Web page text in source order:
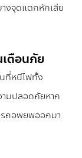
งจุดแตกหักเสีย
ตือนภัย
ที่หนีไฟทั้ง
มปลอดภัยหาก
รถอพยพออกมา